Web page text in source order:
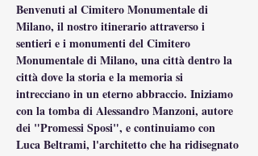
Benvenuti al Cimitero Monumentale di
Milano, il nostro itinerario attraverso i
sentieri e i monumenti del Cimitero
Monumentale di Milano, una città dentro la
città dove la storia e la memoria si
intrecciano in un eterno abbraccio. Iniziamo
con la tomba di Alessandro Manzoni, autore
dei "Promessi Sposi", e continuiamo con
Luca Beltrami, l'architetto che ha ridisegnato